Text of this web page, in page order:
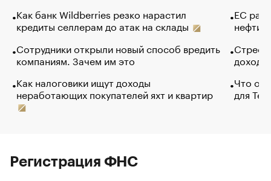
Как банк Wildberries резко нарастил
кредиты селлерам до атак на склады
Сотрудники открыли новый способ вредить
компаниям. Зачем им это
Как налоговики ищут доходы
неработающих покупателей яхт и квартир
ЕС
нефти
Что
для
Регистрация ФНС